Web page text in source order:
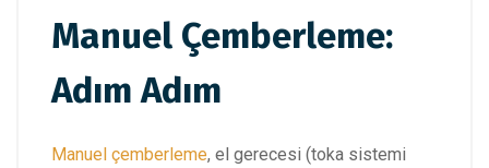
Manuel Çemberleme:
Adım Adım
Manuel çemberleme, el gerecesi (toka sistemi